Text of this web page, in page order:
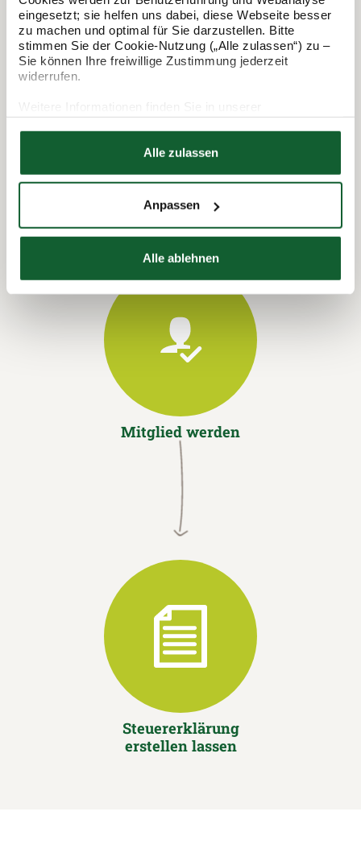
eingesetzt; sie helfen uns dabei, diese Webseite besser
zu machen und optimal für Sie darzustellen. Bitte
stimmen Sie der Cookie-Nutzung („Alle zulassen“) zu –
Sie können Ihre freiwillige Zustimmung jederzeit
widerrufen.
Datenschutzerklärung
Hier finden Sie unser
Alle zulassen
Anpassen
Alle ablehnen
Termin vereinbaren
Mitglied werden
Steuererklärung
erstellen lassen